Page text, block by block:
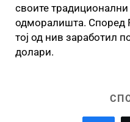
своите
одморалишта. Според
тој од нив заработил
долари.